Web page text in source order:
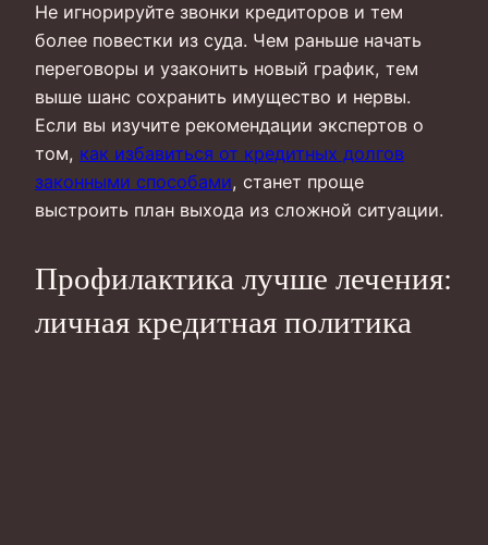
Не игнорируйте звонки кредиторов и тем
более повестки из суда. Чем раньше начать
переговоры и узаконить новый график, тем
выше шанс сохранить имущество и нервы.
Если вы изучите рекомендации экспертов о
том, как избавиться от кредитных долгов
законными способами, станет проще
выстроить план выхода из сложной ситуации.
Профилактика лучше лечения:
личная кредитная политика